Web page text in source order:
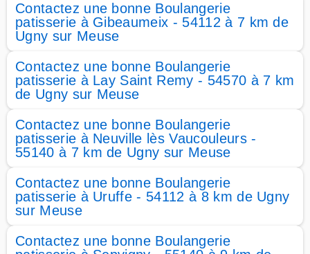
Contactez une bonne Boulangerie
patisserie à Gibeaumeix - 54112 à 7 km de
Ugny sur Meuse
Contactez une bonne Boulangerie
patisserie à Lay Saint Remy - 54570 à 7 km
de Ugny sur Meuse
Contactez une bonne Boulangerie
patisserie à Neuville lès Vaucouleurs -
55140 à 7 km de Ugny sur Meuse
Contactez une bonne Boulangerie
patisserie à Uruffe - 54112 à 8 km de Ugny
sur Meuse
Contactez une bonne Boulangerie